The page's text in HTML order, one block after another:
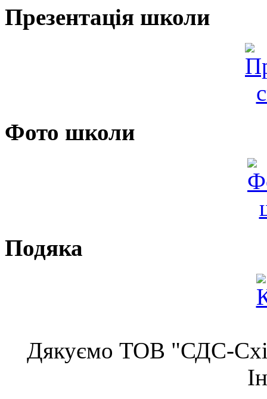
Презентація школи
Фото школи
Подяка
Дякуємо ТОВ "СДС-